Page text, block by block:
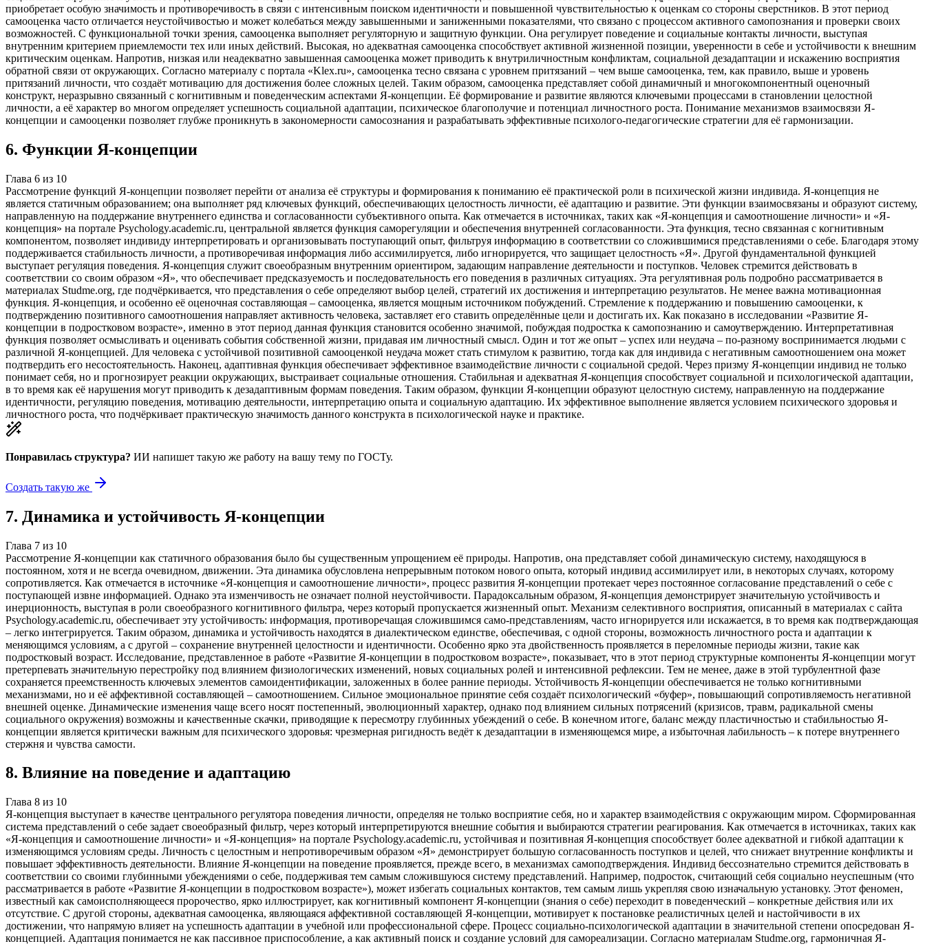
приобретает особую значимость и противоречивость в связи с интенсивным поиском идентичности и повышенной чувствительностью к оценкам со стороны сверстников. В этот период
самооценка часто отличается неустойчивостью и может колебаться между завышенными и заниженными показателями, что связано с процессом активного самопознания и проверки своих
возможностей. С функциональной точки зрения, самооценка выполняет регуляторную и защитную функции. Она регулирует поведение и социальные контакты личности, выступая
внутренним критерием приемлемости тех или иных действий. Высокая, но адекватная самооценка способствует активной жизненной позиции, уверенности в себе и устойчивости к внешним
критическим оценкам. Напротив, низкая или неадекватно завышенная самооценка может приводить к внутриличностным конфликтам, социальной дезадаптации и искажению восприятия
обратной связи от окружающих. Согласно материалу с портала «Klex.ru», самооценка тесно связана с уровнем притязаний – чем выше самооценка, тем, как правило, выше и уровень
притязаний личности, что создаёт мотивацию для достижения более сложных целей. Таким образом, самооценка представляет собой динамичный и многокомпонентный оценочный
конструкт, неразрывно связанный с когнитивным и поведенческим аспектами Я-концепции. Её формирование и развитие являются ключевыми процессами в становлении целостной
личности, а её характер во многом определяет успешность социальной адаптации, психическое благополучие и потенциал личностного роста. Понимание механизмов взаимосвязи Я-
концепции и самооценки позволяет глубже проникнуть в закономерности самосознания и разрабатывать эффективные психолого-педагогические стратегии для её гармонизации.
6. Функции Я-концепции
Глава 6 из 10
Рассмотрение функций Я-концепции позволяет перейти от анализа её структуры и формирования к пониманию её практической роли в психической жизни индивида. Я-концепция не
является статичным образованием; она выполняет ряд ключевых функций, обеспечивающих целостность личности, её адаптацию и развитие. Эти функции взаимосвязаны и образуют систему,
направленную на поддержание внутреннего единства и согласованности субъективного опыта. Как отмечается в источниках, таких как «Я-концепция и самоотношение личности» и «Я-
концепция» на портале Psychology.academic.ru, центральной является функция саморегуляции и обеспечения внутренней согласованности. Эта функция, тесно связанная с когнитивным
компонентом, позволяет индивиду интерпретировать и организовывать поступающий опыт, фильтруя информацию в соответствии со сложившимися представлениями о себе. Благодаря этому
поддерживается стабильность личности, а противоречивая информация либо ассимилируется, либо игнорируется, что защищает целостность «Я». Другой фундаментальной функцией
выступает регуляция поведения. Я-концепция служит своеобразным внутренним ориентиром, задающим направление деятельности и поступков. Человек стремится действовать в
соответствии со своим образом «Я», что обеспечивает предсказуемость и последовательность его поведения в различных ситуациях. Эта регулятивная роль подробно рассматривается в
материалах Studme.org, где подчёркивается, что представления о себе определяют выбор целей, стратегий их достижения и интерпретацию результатов. Не менее важна мотивационная
функция. Я-концепция, и особенно её оценочная составляющая – самооценка, является мощным источником побуждений. Стремление к поддержанию и повышению самооценки, к
подтверждению позитивного самоотношения направляет активность человека, заставляет его ставить определённые цели и достигать их. Как показано в исследовании «Развитие Я-
концепции в подростковом возрасте», именно в этот период данная функция становится особенно значимой, побуждая подростка к самопознанию и самоутверждению. Интерпретативная
функция позволяет осмысливать и оценивать события собственной жизни, придавая им личностный смысл. Один и тот же опыт – успех или неудача – по-разному воспринимается людьми с
различной Я-концепцией. Для человека с устойчивой позитивной самооценкой неудача может стать стимулом к развитию, тогда как для индивида с негативным самоотношением она может
подтвердить его несостоятельность. Наконец, адаптивная функция обеспечивает эффективное взаимодействие личности с социальной средой. Через призму Я-концепции индивид не только
понимает себя, но и прогнозирует реакции окружающих, выстраивает социальные отношения. Стабильная и адекватная Я-концепция способствует социальной и психологической адаптации,
в то время как её нарушения могут приводить к дезадаптивным формам поведения. Таким образом, функции Я-концепции образуют целостную систему, направленную на поддержание
идентичности, регуляцию поведения, мотивацию деятельности, интерпретацию опыта и социальную адаптацию. Их эффективное выполнение является условием психического здоровья и
личностного роста, что подчёркивает практическую значимость данного конструкта в психологической науке и практике.
Понравилась структура? ИИ напишет такую же работу на вашу тему по ГОСТу.
Создать такую же
7. Динамика и устойчивость Я-концепции
Глава 7 из 10
Рассмотрение Я-концепции как статичного образования было бы существенным упрощением её природы. Напротив, она представляет собой динамическую систему, находящуюся в
постоянном, хотя и не всегда очевидном, движении. Эта динамика обусловлена непрерывным потоком нового опыта, который индивид ассимилирует или, в некоторых случаях, которому
сопротивляется. Как отмечается в источнике «Я-концепция и самоотношение личности», процесс развития Я-концепции протекает через постоянное согласование представлений о себе с
поступающей извне информацией. Однако эта изменчивость не означает полной неустойчивости. Парадоксальным образом, Я-концепция демонстрирует значительную устойчивость и
инерционность, выступая в роли своеобразного когнитивного фильтра, через который пропускается жизненный опыт. Механизм селективного восприятия, описанный в материалах с сайта
Psychology.academic.ru, обеспечивает эту устойчивость: информация, противоречащая сложившимся само-представлениям, часто игнорируется или искажается, в то время как подтверждающая
– легко интегрируется. Таким образом, динамика и устойчивость находятся в диалектическом единстве, обеспечивая, с одной стороны, возможность личностного роста и адаптации к
меняющимся условиям, а с другой – сохранение внутренней целостности и идентичности. Особенно ярко эта двойственность проявляется в переломные периоды жизни, такие как
подростковый возраст. Исследование, представленное в работе «Развитие Я-концепции в подростковом возрасте», показывает, что в этот период структурные компоненты Я-концепции могут
претерпевать значительную перестройку под влиянием физиологических изменений, новых социальных ролей и интенсивной рефлексии. Тем не менее, даже в этой турбулентной фазе
сохраняется преемственность ключевых элементов самоидентификации, заложенных в более ранние периоды. Устойчивость Я-концепции обеспечивается не только когнитивными
механизмами, но и её аффективной составляющей – самоотношением. Сильное эмоциональное принятие себя создаёт психологический «буфер», повышающий сопротивляемость негативной
внешней оценке. Динамические изменения чаще всего носят постепенный, эволюционный характер, однако под влиянием сильных потрясений (кризисов, травм, радикальной смены
социального окружения) возможны и качественные скачки, приводящие к пересмотру глубинных убеждений о себе. В конечном итоге, баланс между пластичностью и стабильностью Я-
концепции является критически важным для психического здоровья: чрезмерная ригидность ведёт к дезадаптации в изменяющемся мире, а избыточная лабильность – к потере внутреннего
стержня и чувства самости.
8. Влияние на поведение и адаптацию
Глава 8 из 10
Я-концепция выступает в качестве центрального регулятора поведения личности, определяя не только восприятие себя, но и характер взаимодействия с окружающим миром. Сформированная
система представлений о себе задает своеобразный фильтр, через который интерпретируются внешние события и выбираются стратегии реагирования. Как отмечается в источниках, таких как
«Я-концепция и самоотношение личности» и «Я-концепция» на портале Psychology.academic.ru, устойчивая и позитивная Я-концепция способствует более адекватной и гибкой адаптации к
изменяющимся условиям среды. Личность с целостным и непротиворечивым образом «Я» демонстрирует большую согласованность поступков и целей, что снижает внутренние конфликты и
повышает эффективность деятельности. Влияние Я-концепции на поведение проявляется, прежде всего, в механизмах самоподтверждения. Индивид бессознательно стремится действовать в
соответствии со своими глубинными убеждениями о себе, поддерживая тем самым сложившуюся систему представлений. Например, подросток, считающий себя социально неуспешным (что
рассматривается в работе «Развитие Я-концепции в подростковом возрасте»), может избегать социальных контактов, тем самым лишь укрепляя свою изначальную установку. Этот феномен,
известный как самоисполняющееся пророчество, ярко иллюстрирует, как когнитивный компонент Я-концепции (знания о себе) переходит в поведенческий – конкретные действия или их
отсутствие. С другой стороны, адекватная самооценка, являющаяся аффективной составляющей Я-концепции, мотивирует к постановке реалистичных целей и настойчивости в их
достижении, что напрямую влияет на успешность адаптации в учебной или профессиональной сфере. Процесс социально-психологической адаптации в значительной степени опосредован Я-
концепцией. Адаптация понимается не как пассивное приспособление, а как активный поиск и создание условий для самореализации. Согласно материалам Studme.org, гармоничная Я-